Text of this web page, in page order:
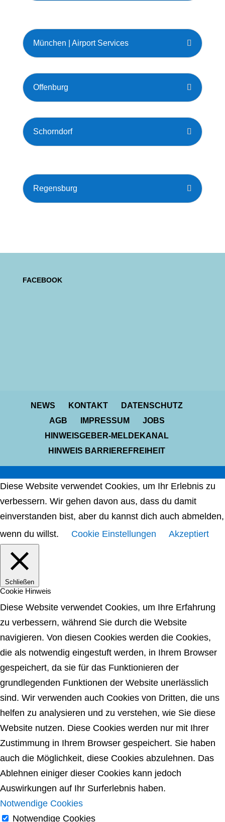
München | Airport Services
Offenburg
Schorndorf
Regensburg
FACEBOOK
NEWS KONTAKT
DATENSCHUTZ
AGB
IMPRESSUM
JOBS
HINWEISGEBER-MELDEKANAL
HINWEIS BARRIEREFREIHEIT
Diese Website verwendet Cookies, um Ihr Erlebnis zu
verbessern. Wir gehen davon aus, dass du damit
einverstanden bist, aber du kannst dich auch abmelden,
wenn du willst.
Cookie Einstellungen Akzeptiert
Schließen
Cookie Hinweis
Diese Website verwendet Cookies, um Ihre Erfahrung
zu verbessern, während Sie durch die Website
navigieren. Von diesen Cookies werden die Cookies,
die als notwendig eingestuft werden, in Ihrem Browser
gespeichert, da sie für das Funktionieren der
grundlegenden Funktionen der Website unerlässlich
sind. Wir verwenden auch Cookies von Dritten, die uns
helfen zu analysieren und zu verstehen, wie Sie diese
Website nutzen. Diese Cookies werden nur mit Ihrer
Zustimmung in Ihrem Browser gespeichert. Sie haben
auch die Möglichkeit, diese Cookies abzulehnen. Das
Ablehnen einiger dieser Cookies kann jedoch
Auswirkungen auf Ihr Surferlebnis haben.
Notwendige Cookies
Notwendige Cookies